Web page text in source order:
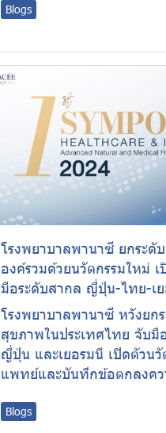
Blogs
โรงพยาบาลพานาซี ยกระดั
องค์รวมด้วยนวัตกรรมใหม่ เ
มือระดับสากล ญี่ปุ่น-ไทย-เ
โรงพยาบาลพานาซี หวังยก
สุขภาพในประเทศไทย จับมื
ญี่ปุ่น และเยอรมนี เปิดตัวนวั
แพทย์และบันทึกข้อตกลงคว
Blogs